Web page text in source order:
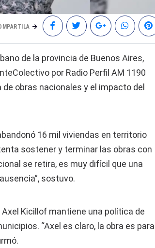
de la provincia de Buenos Aires,
por Radio Perfil AM 1190
obras nacionales y el impacto del
16 mil viviendas en territorio
sostener y terminar las obras con
se retira, es muy difícil que una
sostuvo.
Kicillof mantiene una política de
“Axel es claro, la obra es para